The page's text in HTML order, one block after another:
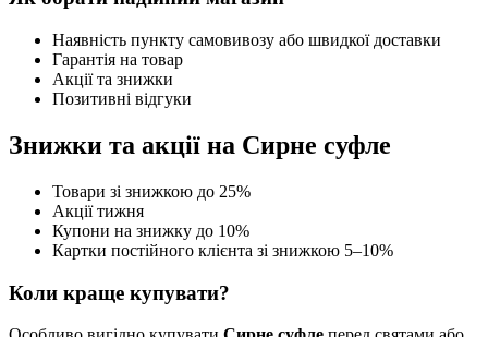
Наявність пункту самовивозу або швидкої доставки
Гарантія на товар
Акції та знижки
Позитивні відгуки
Знижки та акції на Сирне суфле
Товари зі знижкою до 25%
Акції тижня
Купони на знижку до 10%
Картки постійного клієнта зі знижкою 5–10%
Коли краще купувати?